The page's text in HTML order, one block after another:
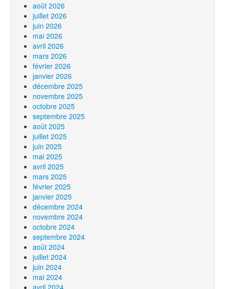
août 2026
juillet 2026
juin 2026
mai 2026
avril 2026
mars 2026
février 2026
janvier 2026
décembre 2025
novembre 2025
octobre 2025
septembre 2025
août 2025
juillet 2025
juin 2025
mai 2025
avril 2025
mars 2025
février 2025
janvier 2025
décembre 2024
novembre 2024
octobre 2024
septembre 2024
août 2024
juillet 2024
juin 2024
mai 2024